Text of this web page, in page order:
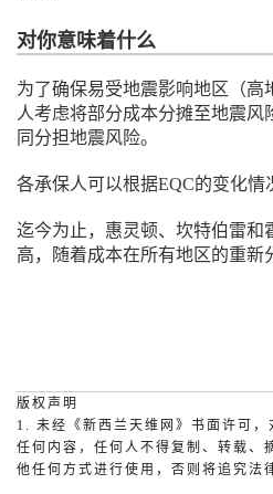
对你意味着什么
为了确保易受地震影响地区（
人考虑将部分成本分摊至地震
同分担地震风险。
各承保人可以根据EQC的变化情
迄今为止，惠灵顿、坎特伯雷和
高，随着成本在所有地区的重新
版权声明
1. 未经《新西兰天维网》书面许可
任何内容，任何人不得复制、转载、
他任何方式进行使用，否则将追究法